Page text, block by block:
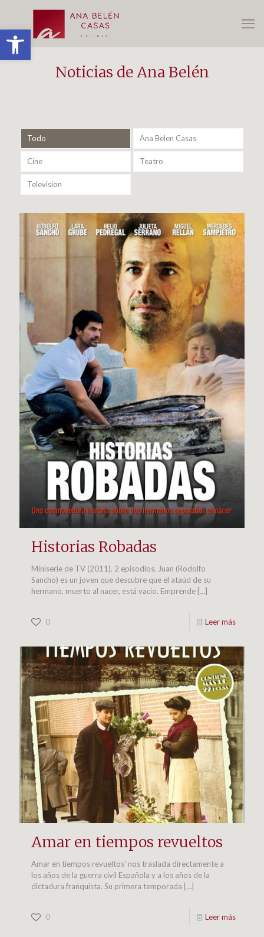
Abrir barra de herramientas
Noticias de Ana Belén
Todo Ana Belen Casas
Cine Teatro
Television
Historias Robadas
Miniserie de TV (2011). 2 episodios. Juan (Rodolfo
Sancho) es un joven que descubre que el ataúd de su
hermano, muerto al nacer, está vacío. Emprende […]
0 Leer más
Amar en tiempos revueltos
Amar en tiempos revueltos’ nos traslada directamente a
los años de la guerra civil Española y a los años de la
dictadura franquista. Su primera temporada […]
0 Leer más